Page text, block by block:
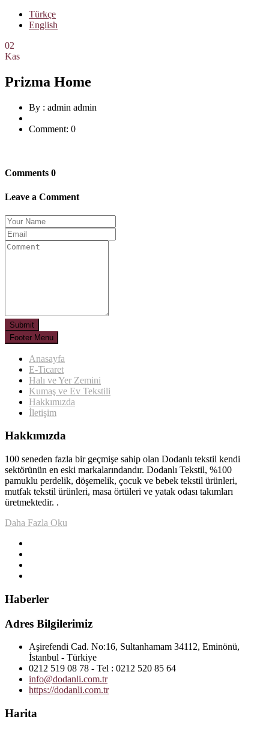
Türkçe
English
02
Kas
Prizma Home
By : admin admin
Comment: 0
Comments 0
Leave a Comment
Footer Menu
Anasayfa
E-Ticaret
Halı ve Yer Zemini
Kumaş ve Ev Tekstili
Hakkımızda
İletişim
Hakkımızda
100 seneden fazla bir geçmişe sahip olan Dodanlı tekstil kendi
sektörünün en eski markalarındandır. Dodanlı Tekstil, %100
pamuklu perdelik, döşemelik, çocuk ve bebek tekstil ürünleri,
mutfak tekstil ürünleri, masa örtüleri ve yatak odası takımları
üretmektedir. .
Daha Fazla Oku
Haberler
Adres Bilgilerimiz
Aşirefendi Cad. No:16, Sultanhamam 34112, Eminönü,
İstanbul - Türkiye
0212 519 08 78 - Tel : 0212 520 85 64
info@dodanli.com.tr
https://dodanli.com.tr
Harita